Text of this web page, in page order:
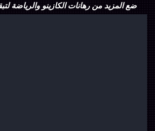
ضع المزيد من رهانات الكازينو والرياضة